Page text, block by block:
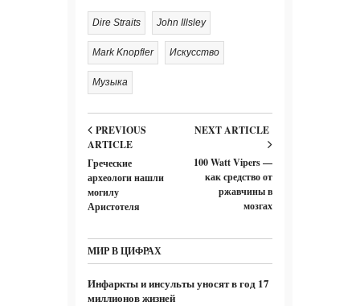
Dire Straits John Illsley
Mark Knopfler Искусство
Музыка
PREVIOUS
ARTICLE
Греческие
археологи нашли
могилу
Аристотеля
NEXT ARTICLE
100 Watt Vipers —
как средство от
ржавчины в
мозгах
МИР В ЦИФРАХ
Инфаркты и инсульты уносят в год 17
миллионов жизней